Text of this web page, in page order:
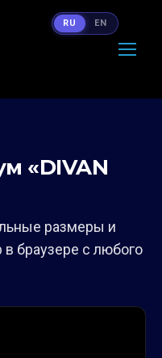
«DIVAN
размеры и
браузере с любого
RU EN